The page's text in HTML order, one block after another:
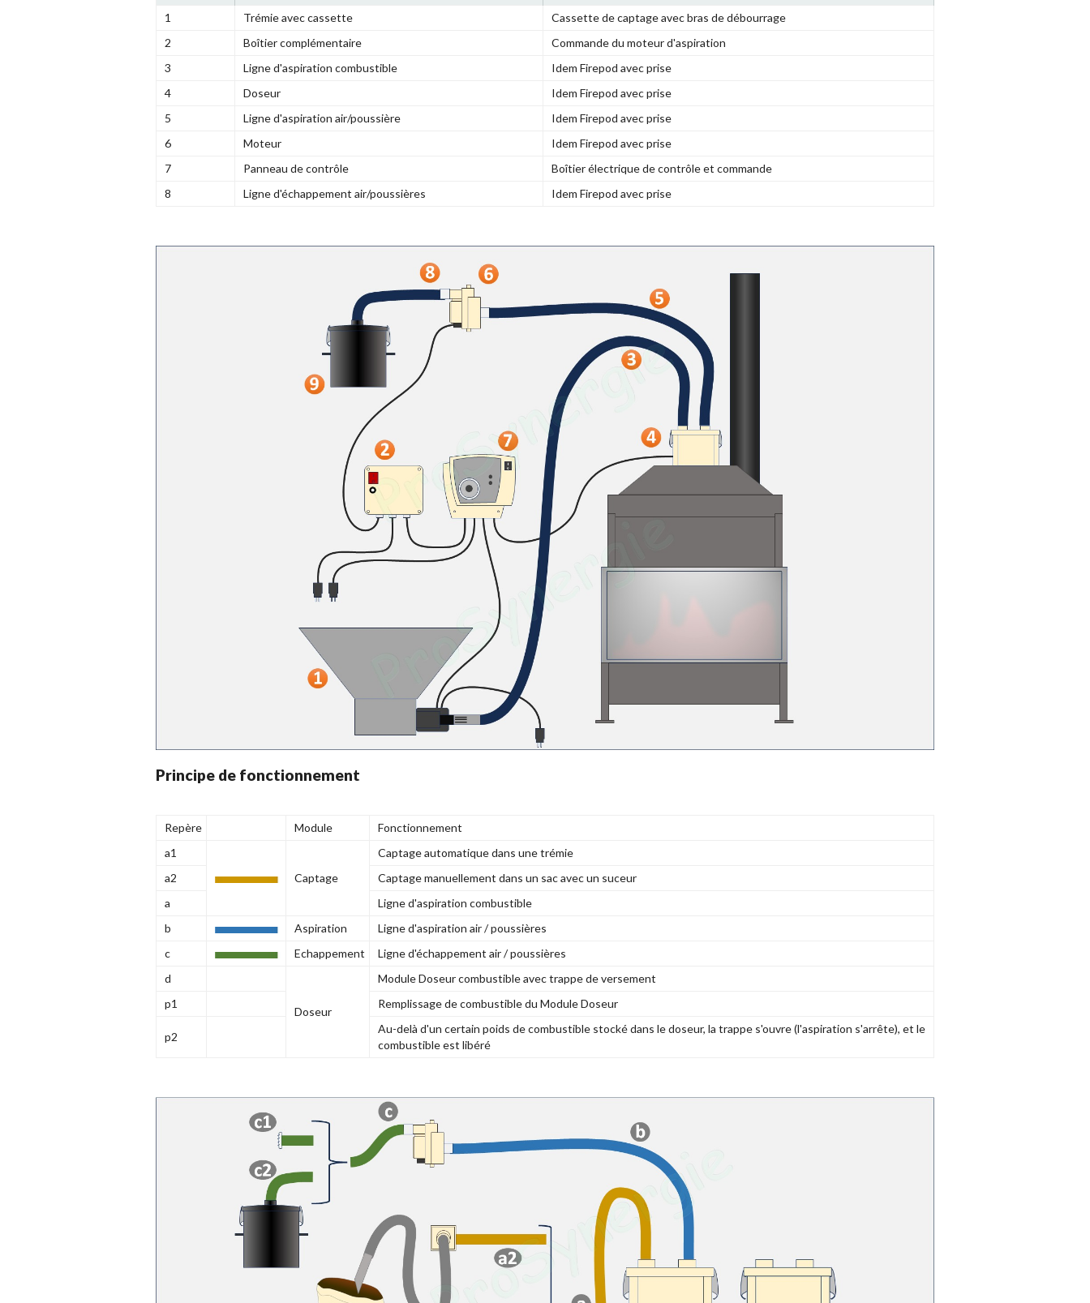
1
Trémie avec cassette
Cassette de captage avec bras de débourrage
2
Boîtier complémentaire
Commande du moteur d'aspiration
3
Ligne d'aspiration combustible
Idem Firepod avec prise
4
Doseur
Idem Firepod avec prise
5
Ligne d'aspiration air/poussière
Idem Firepod avec prise
6
Moteur
Idem Firepod avec prise
7
Panneau de contrôle
Boîtier électrique de contrôle et commande
8
Ligne d'échappement air/poussières Idem Firepod avec prise
Principe de fonctionnement
Repère Module
Fonctionnement
a1
Captage
Captage automatique dans une trémie
a2
Captage manuellement dans un sac avec un suceur
a
Ligne d'aspiration combustible
b
Aspiration
Ligne d'aspiration air / poussières
c
Echappement
Ligne d'échappement air / poussières
d
Doseur
Module Doseur combustible avec trappe de versement
p1
Remplissage de combustible du Module Doseur
p2
Au-delà d'un certain poids de combustible stocké dans le doseur, la trappe s'ouvre (l'aspiration s'arrête), et le
combustible est libéré